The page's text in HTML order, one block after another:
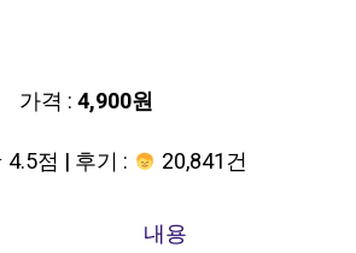
가격 :4,900원
점 | 후기 :
20,841건
내용